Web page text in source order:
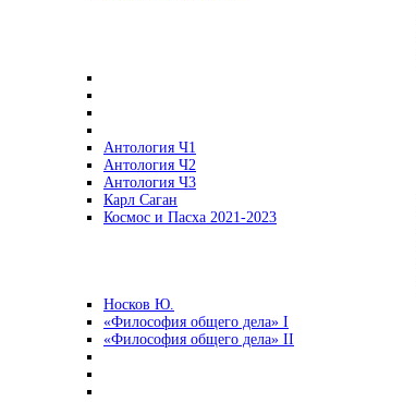
Антология Ч1
Антология Ч2
Антология Ч3
Карл Саган
Космос и Пасха 2021-2023
Носков Ю.
«Философия общего дела» I
«Философия общего дела» II